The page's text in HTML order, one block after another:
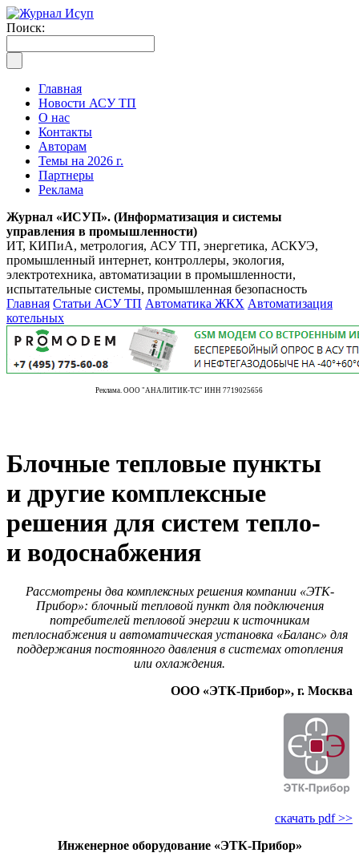
Поиск:
Главная
Новости АСУ ТП
О нас
Контакты
Авторам
Темы на 2026 г.
Партнеры
Реклама
Журнал «ИСУП». (Информатизация и системы
управления в промышленности)
ИТ, КИПиА, метрология, АСУ ТП, энергетика, АСКУЭ,
промышленный интернет, контроллеры, экология,
электротехника, автоматизации в промышленности,
испытательные системы, промышленная безопасность
Главная Статьи АСУ ТП Автоматика ЖКХ Автоматизация
котельных
Реклама. ООО "АНАЛИТИК-ТС" ИНН 7719025656
Блочные тепловые пункты
и другие комплексные
решения для систем тепло-
и водоснабжения
Рассмотрены два комплексных решения компании «ЭТК-
Прибор»: блочный тепловой пункт для подключения
потребителей тепловой энергии к источникам
теплоснабжения и автоматическая установка «Баланс» для
поддержания постоянного давления в системах отопления
или охлаждения.
ООО «ЭТК-Прибор», г. Москва
скачать pdf >>
Инженерное оборудование «ЭТК-Прибор»